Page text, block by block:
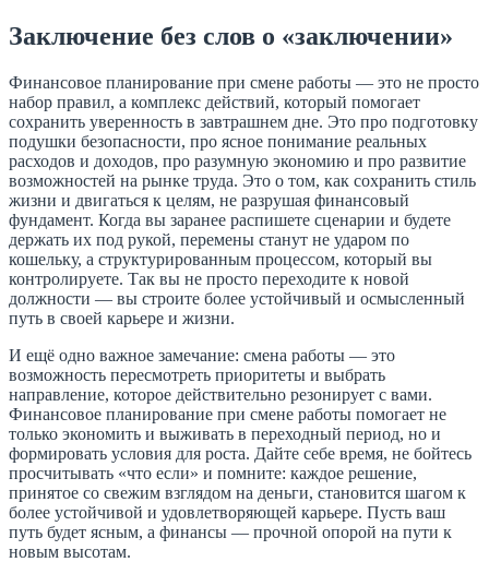
Заключение без слов о «заключении»
Финансовое планирование при смене работы — это не просто
набор правил, а комплекс действий, который помогает
сохранить уверенность в завтрашнем дне. Это про подготовку
подушки безопасности, про ясное понимание реальных
расходов и доходов, про разумную экономию и про развитие
возможностей на рынке труда. Это о том, как сохранить стиль
жизни и двигаться к целям, не разрушая финансовый
фундамент. Когда вы заранее распишете сценарии и будете
держать их под рукой, перемены станут не ударом по
кошельку, а структурированным процессом, который вы
контролируете. Так вы не просто переходите к новой
должности — вы строите более устойчивый и осмысленный
путь в своей карьере и жизни.
И ещё одно важное замечание: смена работы — это
возможность пересмотреть приоритеты и выбрать
направление, которое действительно резонирует с вами.
Финансовое планирование при смене работы помогает не
только экономить и выживать в переходный период, но и
формировать условия для роста. Дайте себе время, не бойтесь
просчитывать «что если» и помните: каждое решение,
принятое со свежим взглядом на деньги, становится шагом к
более устойчивой и удовлетворяющей карьере. Пусть ваш
путь будет ясным, а финансы — прочной опорой на пути к
новым высотам.